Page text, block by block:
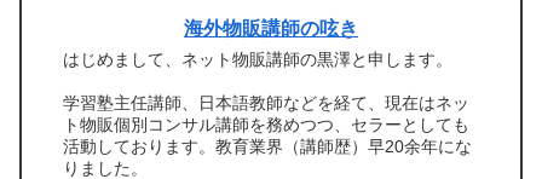
海外物販講師の呟き
はじめまして、ネット物販講師の黒澤と申します。
学習塾主任講師、日本語教師などを経て、現在はネッ
ト物販個別コンサル講師を務めつつ、セラーとしても
活動しております。教育業界（講師歴）早20余年にな
りました。